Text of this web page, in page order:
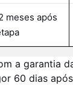
meses após
a garantia
60 dias